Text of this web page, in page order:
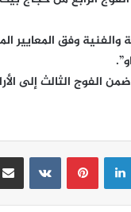
والفنية وفق المعايير
لينكدإنبينتيريست